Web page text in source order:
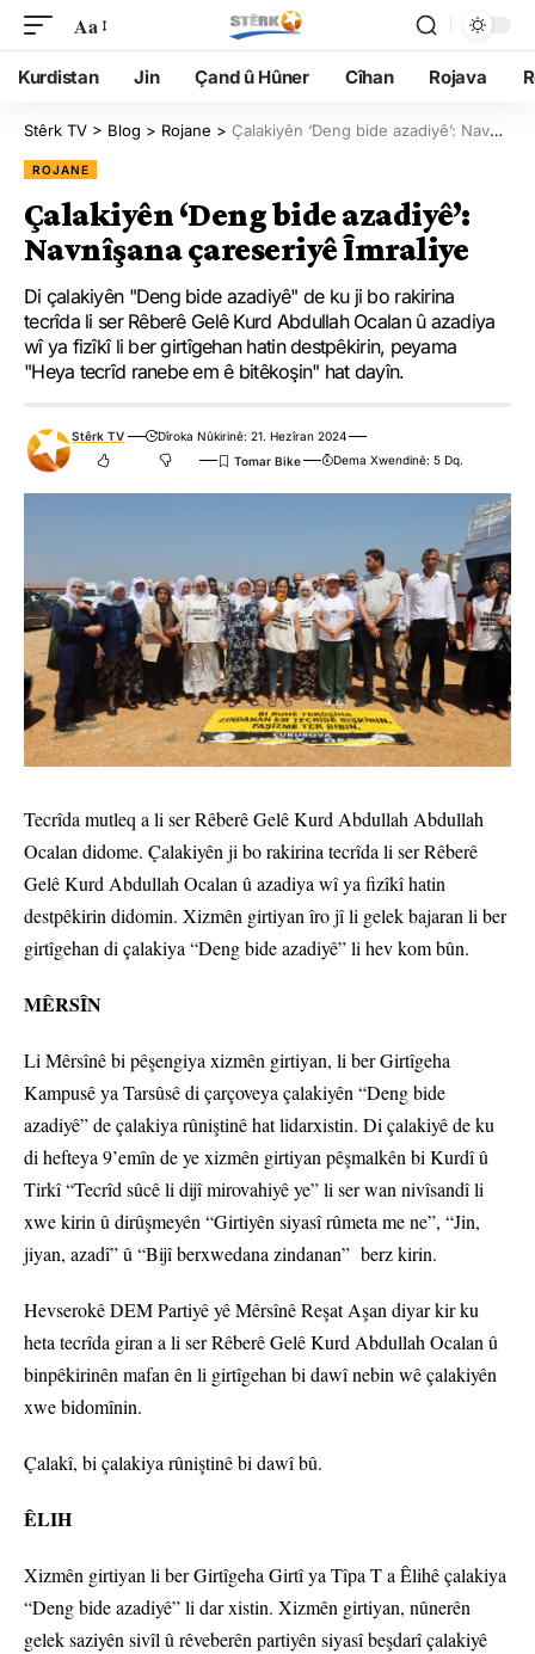
Aa
Kurdistan Jin Çand û Hûner Cîhan Rojava
Stêrk TV > Blog > Rojane > Çalakiyên ‘Deng bide azadiyê’: Navnîşana çareseriyê Îmraliye
ROJANE
Çalakiyên ‘Deng bide azadiyê’:
Navnîşana çareseriyê Îmraliye
Di çalakiyên "Deng bide azadiyê" de ku ji bo rakirina
tecrîda li ser Rêberê Gelê Kurd Abdullah Ocalan û azadiya
wî ya fizîkî li ber girtîgehan hatin destpêkirin, peyama
"Heya tecrîd ranebe em ê bitêkoşin" hat dayîn.
Stêrk TV
Dîroka Nûkirinê: 21. Hezîran 2024
Dema Xwendinê: 5 Dq.
Tecrîda mutleq a li ser Rêberê Gelê Kurd Abdullah Abdullah
Ocalan didome. Çalakiyên ji bo rakirina tecrîda li ser Rêberê
Gelê Kurd Abdullah Ocalan û azadiya wî ya fizîkî hatin
destpêkirin didomin. Xizmên girtiyan îro jî li gelek bajaran li ber
girtîgehan di çalakiya “Deng bide azadiyê” li hev kom bûn.
MÊRSÎN
Li Mêrsînê bi pêşengiya xizmên girtiyan, li ber Girtîgeha
Kampusê ya Tarsûsê di çarçoveya çalakiyên “Deng bide
azadiyê” de çalakiya rûniştinê hat lidarxistin. Di çalakiyê de ku
di hefteya 9’emîn de ye xizmên girtiyan pêşmalkên bi Kurdî û
Tirkî “Tecrîd sûcê li dijî mirovahiyê ye” li ser wan nivîsandî li
xwe kirin û dirûşmeyên “Girtiyên siyasî rûmeta me ne”, “Jin,
jiyan, azadî” û “Bijî berxwedana zindanan” berz kirin.
Hevserokê DEM Partiyê yê Mêrsînê Reşat Aşan diyar kir ku
heta tecrîda giran a li ser Rêberê Gelê Kurd Abdullah Ocalan û
binpêkirinên mafan ên li girtîgehan bi dawî nebin wê çalakiyên
xwe bidomînin.
Çalakî, bi çalakiya rûniştinê bi dawî bû.
ÊLIH
Xizmên girtiyan li ber Girtîgeha Girtî ya Tîpa T a Êlihê çalakiya
“Deng bide azadiyê” li dar xistin. Xizmên girtiyan, nûnerên
gelek saziyên sivîl û rêveberên partiyên siyasî beşdarî çalakiyê